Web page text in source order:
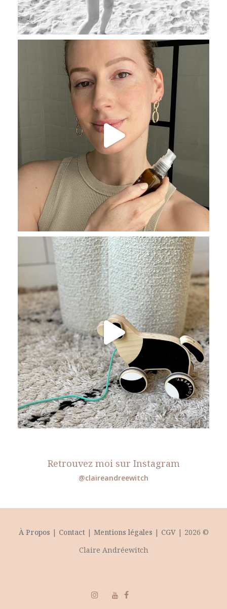
Retrouvez moi sur Instagram
@claireandreewitch
À Propos | Contact | Mentions légales | CGV| 2026 ©
Claire Andréewitch